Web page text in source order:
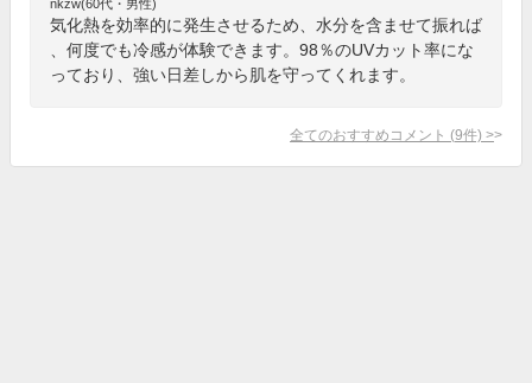
nkzw(60代・男性)
気化熱を効率的に発生させるため、水分を含ませて振れば
、何度でも冷感が体験できます。98％のUVカット率にな
っており、強い日差しから肌を守ってくれます。
全てのおすすめコメント (9件) >